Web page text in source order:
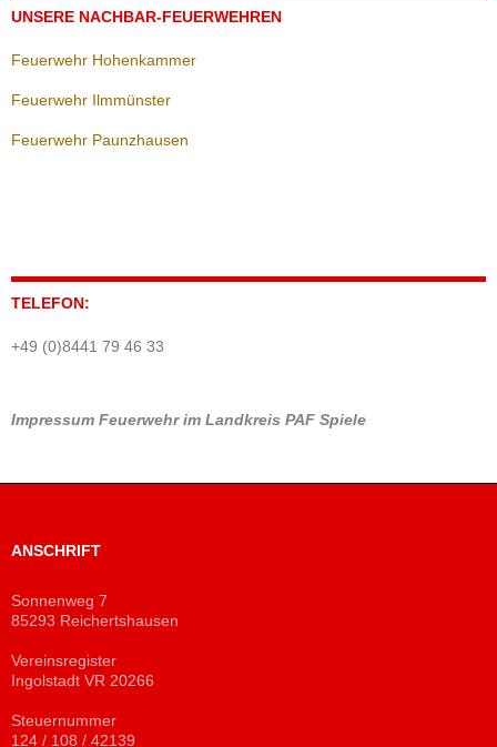
UNSERE NACHBAR-FEUERWEHREN
Feuerwehr Hohenkammer
Feuerwehr Ilmmünster
Feuerwehr Paunzhausen
TELEFON:
+49 (0)8441 79 46 33
Impressum Feuerwehr im Landkreis PAF Spiele
ANSCHRIFT
Sonnenweg 7
85293 Reichertshausen
Vereinsregister
Ingolstadt VR 20266
Steuernummer
124 / 108 / 42139